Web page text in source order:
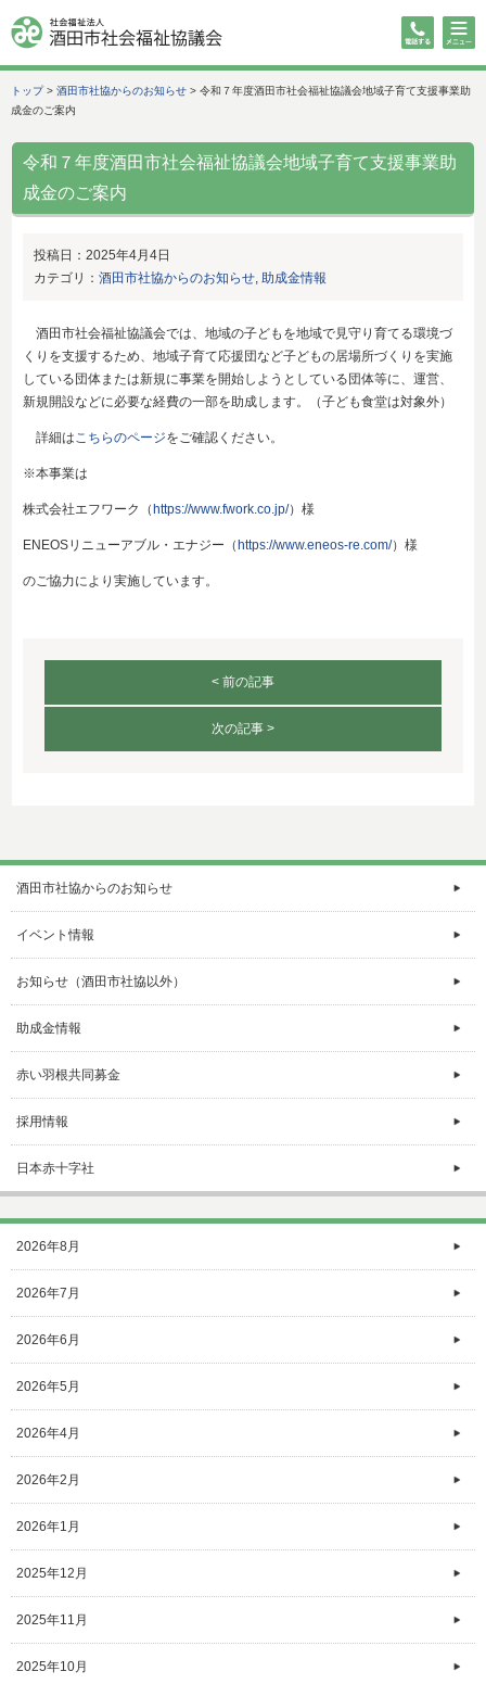
トップ> 酒田市社協からのお知らせ > 令和７年度酒田市社会福祉協議会地域子育て支援事業助
成金のご案内
令和７年度酒田市社会福祉協議会地域子育て支援事業助
成金のご案内
投稿日：2025年4月4日
カテゴリ：酒田市社協からのお知らせ,助成金情報
酒田市社会福祉協議会では、地域の子どもを地域で見守り育てる環境づ
くりを支援するため、地域子育て応援団など子どもの居場所づくりを実施
している団体または新規に事業を開始しようとしている団体等に、運営、
新規開設などに必要な経費の一部を助成します。（子ども食堂は対象外）
詳細はこちらのページをご確認ください。
※本事業は
株式会社エフワーク（ https://www.fwork.co.jp/）様
ENEOSリニューアブル・エナジー（ https://www.eneos-re.com/）様
のご協力により実施しています。
< 前の記事
次の記事 >
酒田市社協からのお知らせ
イベント情報
お知らせ（酒田市社協以外）
助成金情報
赤い羽根共同募金
採用情報
日本赤十字社
2026年8月
2026年7月
2026年6月
2026年5月
2026年4月
2026年2月
2026年1月
2025年12月
2025年11月
2025年10月